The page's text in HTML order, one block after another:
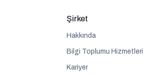
Şirket
Hakkında
Bilgi Toplumu Hizmetleri
Kariyer